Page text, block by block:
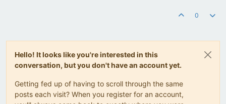
0
Hello! It looks like you're interested in this
conversation, but you don't have an account yet.
Getting fed up of having to scroll through the same
posts each visit? When you register for an account,